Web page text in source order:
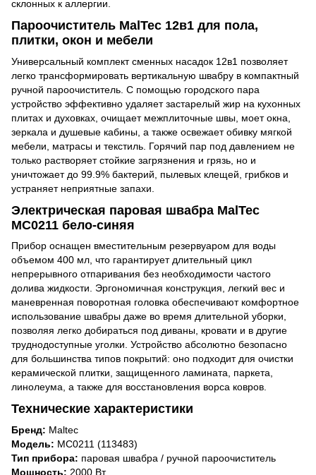
склонных к аллергии.
Пароочиститель MalTec 12в1 для пола,
плитки, окон и мебели
Универсальный комплект сменных насадок 12в1 позволяет
легко трансформировать вертикальную швабру в компактный
ручной пароочиститель. С помощью городского пара
устройство эффективно удаляет застарелый жир на кухонных
плитах и духовках, очищает межплиточные швы, моет окна,
зеркала и душевые кабины, а также освежает обивку мягкой
мебели, матрасы и текстиль. Горячий пар под давлением не
только растворяет стойкие загрязнения и грязь, но и
уничтожает до 99.9% бактерий, пылевых клещей, грибков и
устраняет неприятные запахи.
Электрическая паровая швабра MalTec
MC0211 бело-синяя
Прибор оснащен вместительным резервуаром для воды
объемом 400 мл, что гарантирует длительный цикл
непрерывного отпаривания без необходимости частого
долива жидкости. Эргономичная конструкция, легкий вес и
маневренная поворотная головка обеспечивают комфортное
использование швабры даже во время длительной уборки,
позволяя легко добираться под диваны, кровати и в другие
труднодоступные уголки. Устройство абсолютно безопасно
для большинства типов покрытий: оно подходит для очистки
керамической плитки, защищенного ламината, паркета,
линолеума, а также для восстановления ворса ковров.
Технические характеристики
Бренд: Maltec
Модель: MC0211 (113483)
Тип прибора: паровая швабра / ручной пароочиститель
Мощность: 2000 Вт